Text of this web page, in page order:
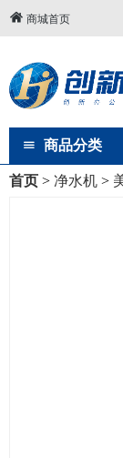
商城首页
商品分类
首页 > 净水机 >